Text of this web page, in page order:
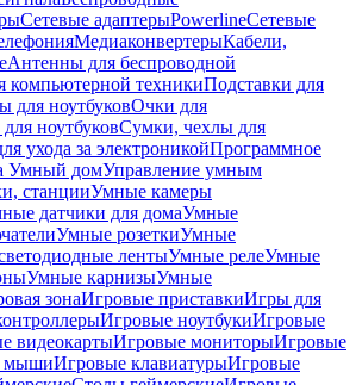
Сетевые адаптерыPowerlineСетевые
МедиаконвертерыКабели,
Антенны для беспроводной
компьютерной техникиПодставки для
для ноутбуковОчки для
ноутбуковСумки, чехлы для
ухода за электроникойПрограммное
Умный домУправление умным
станцииУмные камеры
датчики для домаУмные
Умные розеткиУмные
лентыУмные релеУмные
Умные карнизыУмные
зонаИгровые приставкиИгры для
Игровые ноутбукиИгровые
видеокартыИгровые мониторыИгровые
мышиИгровые клавиатурыИгровые